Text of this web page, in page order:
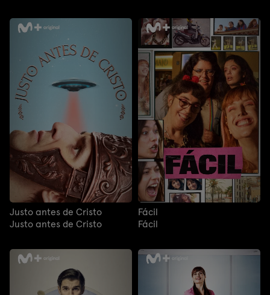
Justo antes de Cristo
Justo antes de Cristo
Fácil
Fácil